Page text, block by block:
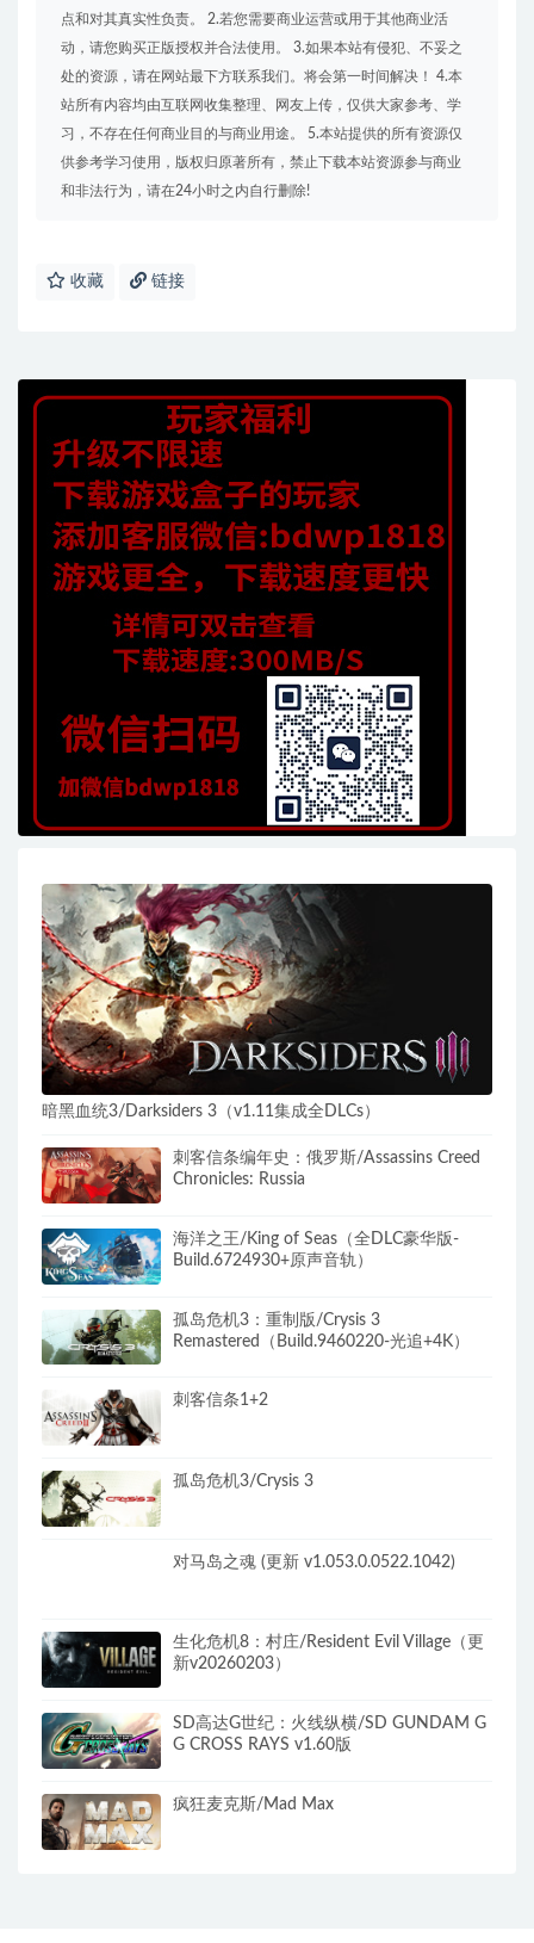
点和对其真实性负责。 2.若您需要商业运营或用于其他商业活
动，请您购买正版授权并合法使用。 3.如果本站有侵犯、不妥之
处的资源，请在网站最下方联系我们。将会第一时间解决！ 4.本
站所有内容均由互联网收集整理、网友上传，仅供大家参考、学
习，不存在任何商业目的与商业用途。 5.本站提供的所有资源仅
供参考学习使用，版权归原著所有，禁止下载本站资源参与商业
和非法行为，请在24小时之内自行删除!
收藏 链接
暗黑血统3/Darksiders 3（v1.11集成全DLCs）
刺客信条编年史：俄罗斯/Assassins Creed
Chronicles: Russia
海洋之王/King of Seas（全DLC豪华版-
Build.6724930+原声音轨）
孤岛危机3：重制版/Crysis 3
Remastered（Build.9460220-光追+4K）
刺客信条1+2
孤岛危机3/Crysis 3
对马岛之魂 (更新 v1.053.0.0522.1042)
生化危机8：村庄/Resident Evil Village（更
新v20260203）
SD高达G世纪：火线纵横/SD GUNDAM G
G CROSS RAYS v1.60版
疯狂麦克斯/Mad Max